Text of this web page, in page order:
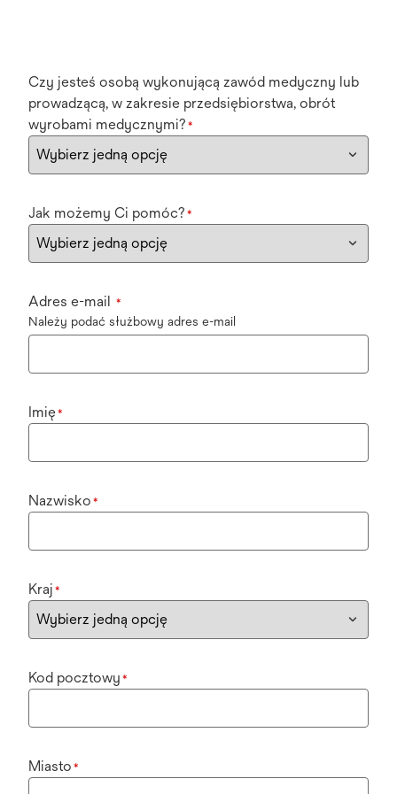
Czy jesteś osobą wykonującą zawód medyczny lub
prowadzącą, w zakresie przedsiębiorstwa, obrót
wyrobami medycznymi? *
Jak możemy Ci pomóc? *
Adres e-mail *
Należy podać służbowy adres e-mail
Imię*
Nazwisko *
Kraj *
Kod pocztowy *
Miasto *